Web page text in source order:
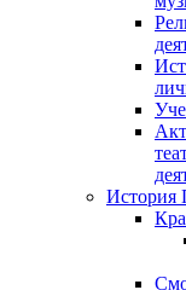
История